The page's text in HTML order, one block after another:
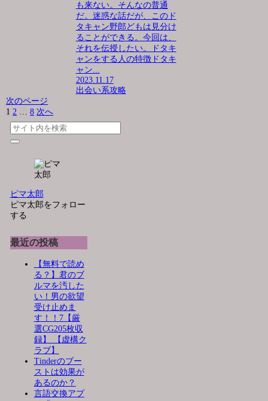
も来ない。そんなの普通
だ。迷惑な話だが、このド
タキャン野郎どもは見分け
ることができる。今回は、
それを伝授したい。ドタキ
ャンをする人の特徴ドタキ
ャン...
2023.11.17
出会い系攻略
次のページ
1 2 … 8 次へ
ピマ太郎
ピマ太郎をフォロー
する
最近の投稿
【無料で読め
る？】君のブ
ルマを汚した
い！男の欲望
受け止めま
す！！7【厳
選CG205枚収
録】 【虚構ク
ラブ】
Tinderのブー
ストは効果が
あるのか？
言語交換アプ